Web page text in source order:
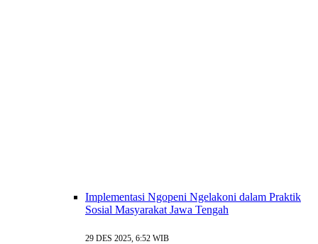
Implementasi Ngopeni Ngelakoni dalam Praktik
Sosial Masyarakat Jawa Tengah
29 DES 2025, 6:52 WIB